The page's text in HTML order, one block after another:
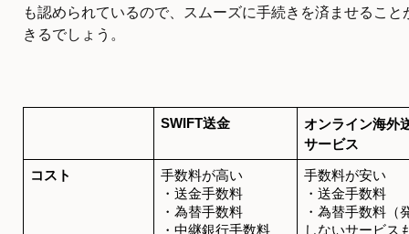
も認められているので、スムーズに手続きを済ませること
きるでしょう。
SWIFT送金
オンライン海外
サービス
コスト
手数料が高い
・送金手数料
・為替手数料
・中継銀行手数料
手数料が安い
・送金手数料
・為替手数料（
しないサービス